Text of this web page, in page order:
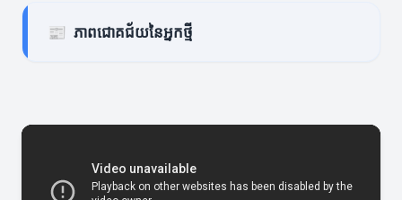
📰 ភាពជោគជ័យនៃអ្នកថ្មី